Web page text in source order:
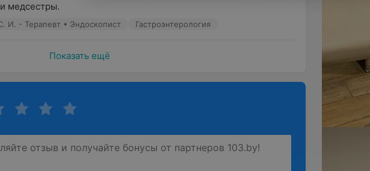
медсестры.
И. - Терапевт • Эндоскопист Гастроэнтерология
Показать ещё